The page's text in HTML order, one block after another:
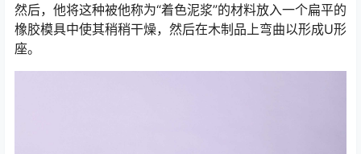
然后，他将这种被他称为“着色泥浆”的材料放入一个扁平的
橡胶模具中使其稍稍干燥，然后在木制品上弯曲以形成U形
座。